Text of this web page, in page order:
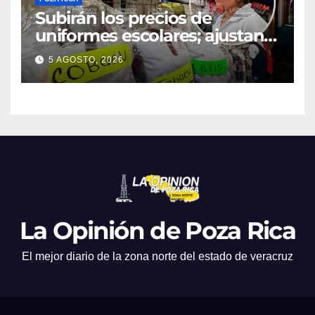
Subirán los precios de
uniformes escolares; ajustan
promociones
5 AGOSTO, 2026
La Opinión de Poza Rica
El mejor diario de la zona norte del estado de veracruz